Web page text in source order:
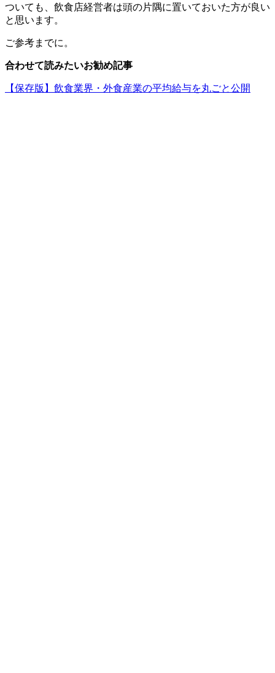
ついても、飲食店経営者は頭の片隅に置いておいた方が良い
と思います。
ご参考までに。
合わせて読みたいお勧め記事
【保存版】飲食業界・外食産業の平均給与を丸ごと公開